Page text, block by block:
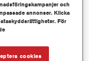
och
annonser. Klicka
För
cookies